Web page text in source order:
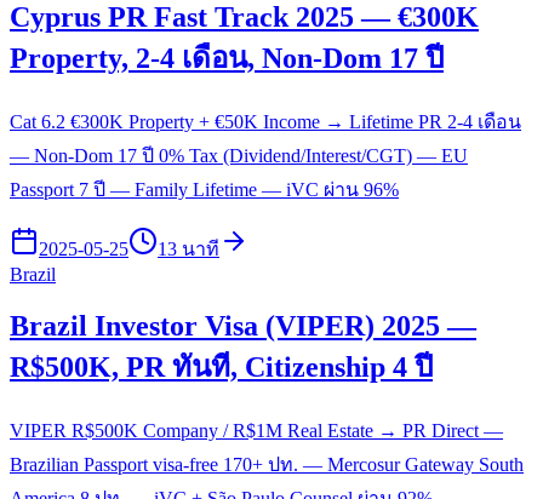
Cyprus PR Fast Track 2025 — €300K
Property, 2-4 เดือน, Non-Dom 17 ปี
Cat 6.2 €300K Property + €50K Income → Lifetime PR 2-4 เดือน
— Non-Dom 17 ปี 0% Tax (Dividend/Interest/CGT) — EU
Passport 7 ปี — Family Lifetime — iVC ผ่าน 96%
2025-05-25
13 นาที
Brazil
Brazil Investor Visa (VIPER) 2025 —
R$500K, PR ทันที, Citizenship 4 ปี
VIPER R$500K Company / R$1M Real Estate → PR Direct —
Brazilian Passport visa-free 170+ ปท. — Mercosur Gateway South